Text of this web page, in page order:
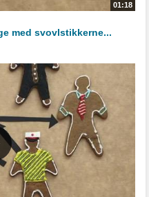
01:18
med svovlstikkerne...